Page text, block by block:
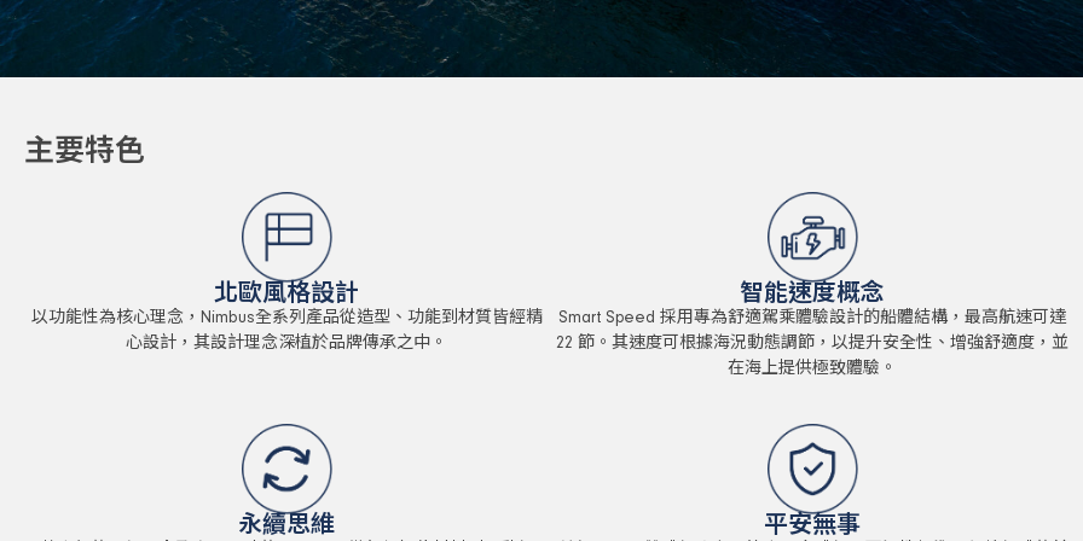
主要特色
北歐風格設計
以功能性為核心理念，Nimbus全系列產品從造型、功能到材質皆經精
心設計，其設計理念深植於品牌傳承之中。
智能速度概念
Smart Speed 採用專為舒適駕乘體驗設計的船體結構，最高航速可達
22 節。其速度可根據海況動態調節，以提升安全性、增強舒適度，並
在海上提供極致體驗。
永續思維 平安無事